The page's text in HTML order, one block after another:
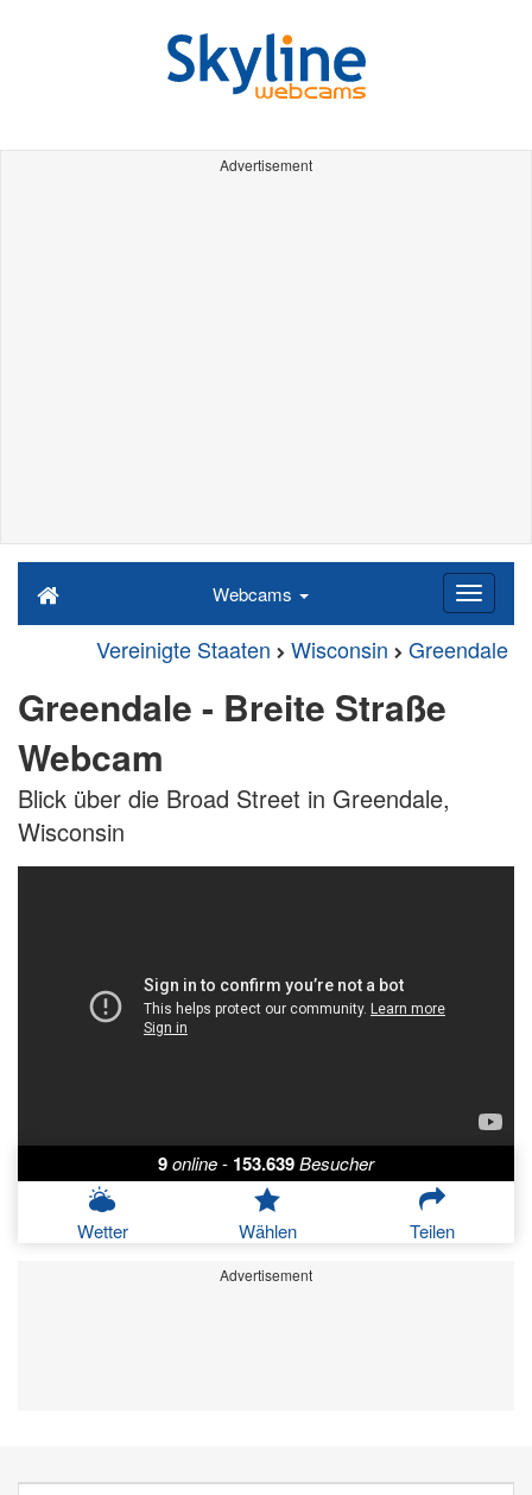
Advertisement
Webcams
Vereinigte Staaten Wisconsin Greendale
Greendale - Breite Straße
Webcam
Blick über die Broad Street in Greendale,
Wisconsin
9online- 153.639Besucher
Wetter Wählen Teilen
Advertisement